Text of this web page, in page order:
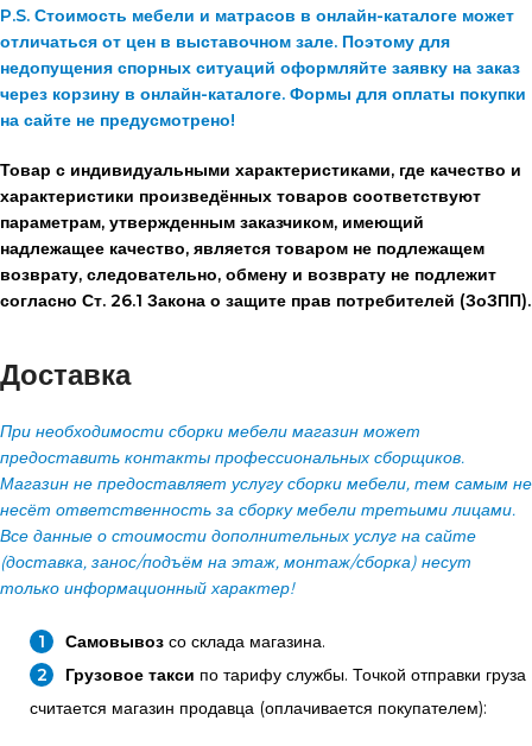
P.S. Стоимость мебели и матрасов в онлайн-каталоге может
отличаться от цен в выставочном зале. Поэтому для
недопущения спорных ситуаций оформляйте заявку на заказ
через корзину в онлайн-каталоге. Формы для оплаты покупки
на сайте не предусмотрено!
Товар с индивидуальными характеристиками, где качество и
характеристики произведённых товаров соответствуют
параметрам, утвержденным заказчиком, имеющий
надлежащее качество, является товаром не подлежащем
возврату, следовательно, обмену и возврату не подлежит
согласно Ст. 26.1 Закона о защите прав потребителей (ЗоЗПП).
Доставка
При необходимости сборки мебели магазин может
предоставить контакты профессиональных сборщиков.
Магазин не предоставляет услугу сборки мебели, тем самым не
несёт ответственность за сборку мебели третьими лицами.
Все данные о стоимости дополнительных услуг на сайте
(доставка, занос/подъём на этаж, монтаж/сборка) несут
только информационный характер!
Самовывоз со склада магазина.
Грузовое такси по тарифу службы. Точкой отправки груза
считается магазин продавца (оплачивается покупателем):